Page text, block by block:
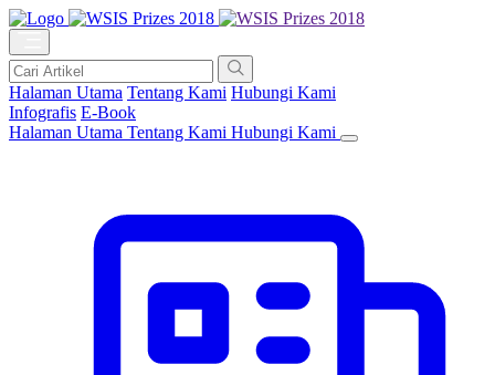
Halaman Utama Tentang Kami Hubungi Kami
Infografis E-Book
Halaman Utama Tentang Kami Hubungi Kami